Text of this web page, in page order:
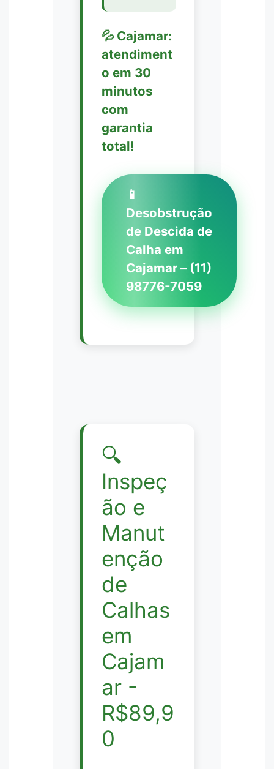
💦 Cajamar:
atendiment
o em 30
minutos
com
garantia
total!
📱
Desobstrução
de Descida de
Calha em
Cajamar – (11)
98776-7059
🔍
Inspeç
ão e
Manut
enção
de
Calhas
em
Cajam
ar -
R$89,9
0